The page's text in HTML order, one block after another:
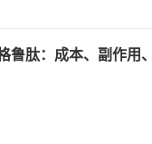
鲁肽：成本、副作用